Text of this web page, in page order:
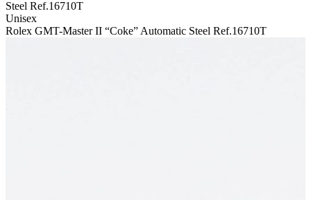
Steel Ref.16710T
Unisex
Rolex GMT-Master II “Coke” Automatic Steel Ref.16710T